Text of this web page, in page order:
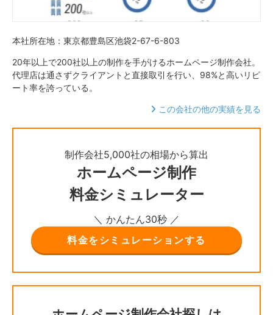
本社所在地：東京都豊島区池袋2-67-6-803
20年以上で200社以上の制作を手がけるホームページ制作会社。
代理店は通さずクライアントと直接取引を行い、98%と高いリピ
ート率を誇っている。
この会社の他の実績を見る
制作会社5,000社の相場から算出
ホームページ制作
料金シミュレーター
＼ かんたん30秒 ／
料金をシミュレーションする